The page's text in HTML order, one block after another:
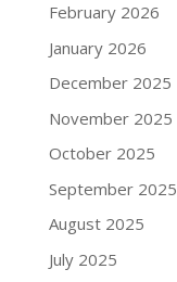
February 2026
January 2026
December 2025
November 2025
October 2025
September 2025
August 2025
July 2025